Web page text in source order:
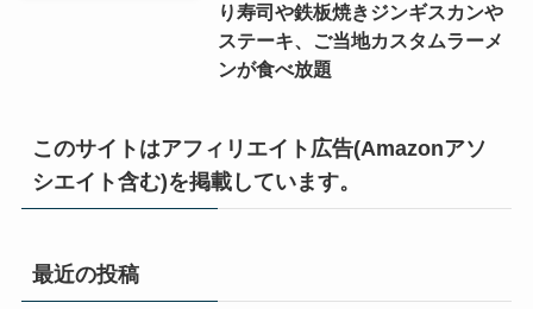
り寿司や鉄板焼きジンギスカンや
ステーキ、ご当地カスタムラーメ
ンが食べ放題
このサイトはアフィリエイト広告(Amazonアソ
シエイト含む)を掲載しています。
最近の投稿